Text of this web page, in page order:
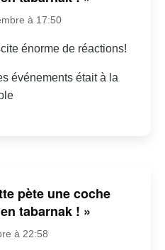
à 17:50
énorme de réactions!
événements était à la
pète une coche
tabarnak ! »
à 22:58